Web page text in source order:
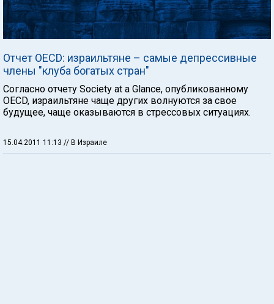
Отчет OECD: израильтяне – самые депрессивные
члены "клуба богатых стран"
Согласно отчету Society at a Glance, опубликованному
OECD, израильтяне чаще других волнуются за свое
будущее, чаще оказываются в стрессовых ситуациях.
15.04.2011 11:13 // В Израиле